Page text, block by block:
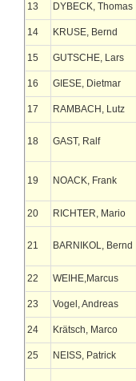
13 DYBECK, Thomas
14 KRUSE, Bernd
15 GUTSCHE, Lars
16 GIESE, Dietmar
17 RAMBACH, Lutz
18 GAST, Ralf
19 NOACK, Frank
20 RICHTER, Mario
21 BARNIKOL, Bernd
22 WEIHE,Marcus
23 Vogel, Andreas
24 Krätsch, Marco
25 NEISS, Patrick